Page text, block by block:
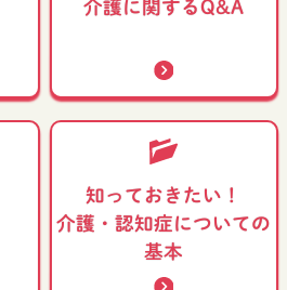
介護に関するQ&A
知っておきたい！
介護・認知症についての
基本